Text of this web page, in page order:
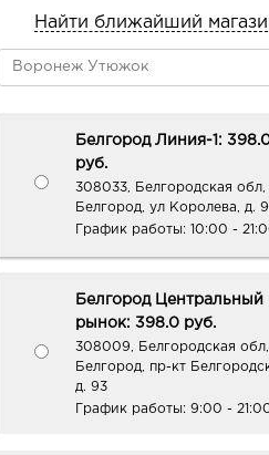
Найти ближайший
Белгород Линия-1:
руб.
308033, Белгородская обл,
Белгород, ул Королева, д.
График работы: 10:00 -
Белгород Центральный
рынок: 398.0 руб.
308009, Белгородская
Белгород, пр-кт
д. 93
График работы: 9:00 -